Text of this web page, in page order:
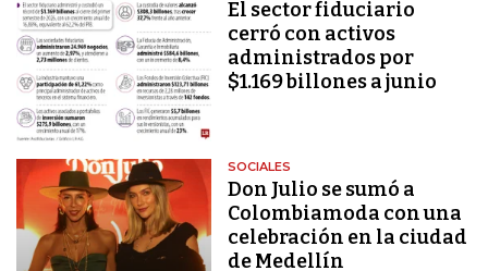
El sector fiduciario
cerró con activos
administrados por
$1.169 billones a junio
SOCIALES
Don Julio se sumó a
Colombiamoda con una
celebración en la ciudad
de Medellín